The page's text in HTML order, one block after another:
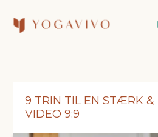
9 TRIN TIL EN STÆRK &
VIDEO 9:9